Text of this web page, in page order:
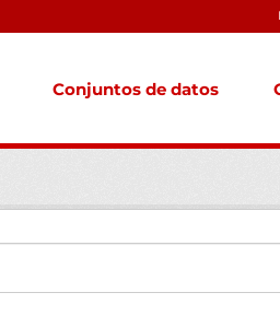
Conjuntos de datos